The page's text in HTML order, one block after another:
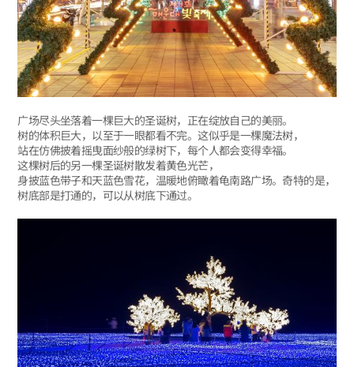
广场尽头坐落着一棵巨大的圣诞树，正在绽放自己的美丽。
树的体积巨大，以至于一眼都看不完。这似乎是一棵魔法树，
站在仿佛披着摇曳面纱般的绿树下，每个人都会变得幸福。
这棵树后的另一棵圣诞树散发着黄色光芒，
身披蓝色带子和天蓝色雪花，温暖地俯瞰着龟南路广场。奇特的是，
树底部是打通的，可以从树底下通过。